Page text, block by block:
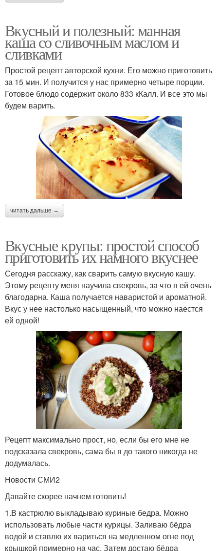
Вкусный и полезный: манная
каша со сливочным маслом и
сливками
Простой рецепт авторской кухни. Его можно приготовить
за 15 мин. И получится у нас примерно четыре порции.
Готовое блюдо содержит около 833 кКалл. И все это мы
будем варить.
читать дальше →
Вкусные крупы: простой способ
приготовить их намного вкуснее
Сегодня расскажу, как сварить самую вкусную кашу.
Этому рецепту меня научила свекровь, за что я ей очень
благодарна. Каша получается наваристой и ароматной.
Вкус у нее настолько насыщенный, что можно наестся
ей одной!
Рецепт максимально прост, но, если бы его мне не
подсказала свекровь, сама бы я до такого никогда не
додумалась.
Новости СМИ2
Давайте скорее начнем готовить!
1.В кастрюлю выкладываю куриные бедра. Можно
использовать любые части курицы. Заливаю бёдра
водой и ставлю их вариться на медленном огне под
крышкой примерно на час. Затем достаю бёдра